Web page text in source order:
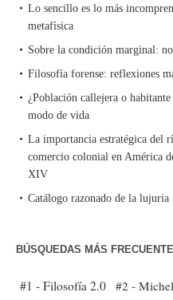
Lo sencillo es lo más
metafísica
Sobre la condición marginal:
Filosofía forense: reflexiones
¿Población callejera o
modo de vida
La importancia estratégica del
comercio colonial en América
XIV
Catálogo razonado de la lujuria
BÚSQUEDAS MÁS
#1 - Filosofía 2.0 #2 -